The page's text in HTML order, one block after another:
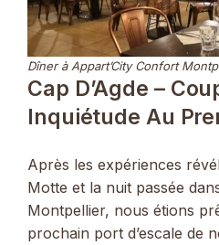
Dîner à Appart’City Confort
Cap D’Agde –
Inquiétude Au
Après les expériences
Motte et la nuit passée
Montpellier, nous étions
prochain port d’escale de